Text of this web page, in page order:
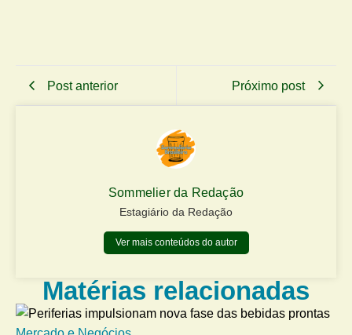
Post anterior Próximo post
Sommelier da Redação
Estagiário da Redação
Ver mais conteúdos do autor
Matérias relacionadas